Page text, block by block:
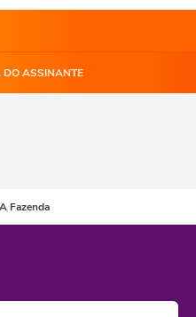
DO ASSINANTE
A Fazenda